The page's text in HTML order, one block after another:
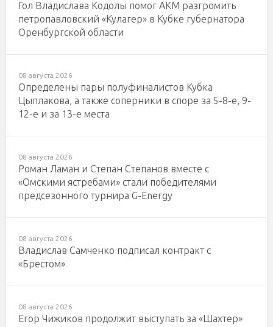
Гол Владислава Кодолы помог АКМ разгромить
петропавловский «Кулагер» в Кубке губернатора
Оренбургской области
08 августа 2026
Определены пары полуфиналистов Кубка
Цыплакова, а также соперники в споре за 5-8-е, 9-
12-е и за 13-е места
08 августа 2026
Роман Ламан и Степан Степанов вместе с
«Омскими ястребами» стали победителями
предсезонного турнира G-Energy
08 августа 2026
Владислав Самченко подписал контракт с
«Брестом»
08 августа 2026
Егор Чижиков продолжит выступать за «Шахтер»